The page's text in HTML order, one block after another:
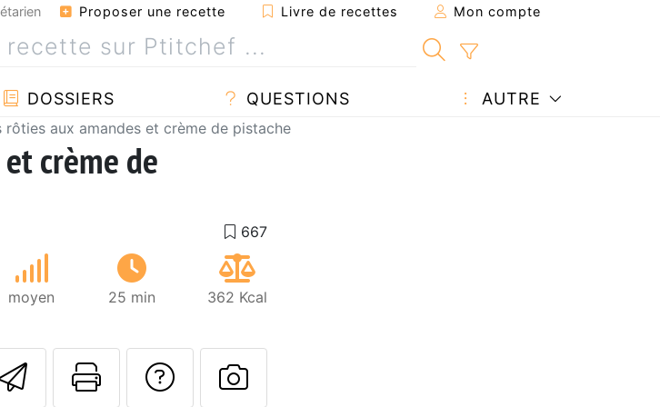
Proposer une recette Livre de recettes Mon compte
DOSSIERS QUESTIONS AUTRE
rôties aux amandes et crème de pistache
crème de
moyen 25 min 362 Kcal
Envoyer cette recette à un ami
Imprimer cette page
Poser une question à l'auteur